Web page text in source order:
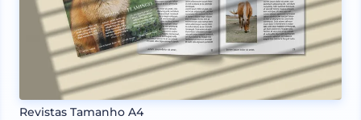
Revistas Tamanho A4